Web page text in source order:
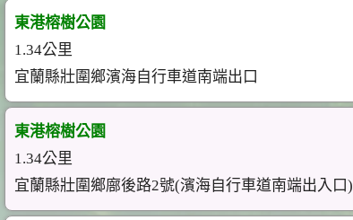
東港榕樹公園
1.34公里
宜蘭縣壯圍鄉濱海自行車道南端出口
東港榕樹公園
1.34公里
宜蘭縣壯圍鄉廍後路2號(濱海自行車道南端出入口)